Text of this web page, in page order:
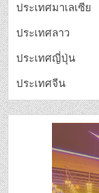
ประเทศมาเลเซีย
ประเทศลาว
ประเทศญี่ปุ่น
ประเทศจีน